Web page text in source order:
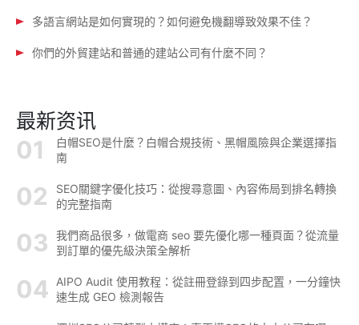
多語言網站是如何實現的？如何避免機翻導致效果不佳？
你們的外貿建站和普通的建站公司有什麼不同？
最新资讯
白帽SEO是什麼？白帽合規技術、黑帽風險與企業選擇指
南
SEO關鍵字優化技巧：從搜尋意圖、內容佈局到排名轉換
的完整指南
我們商品很多，做電商 seo 要先優化哪一種頁面？從流量
到訂單的優先級決策全解析
AIPO Audit 使用教程：從註冊登錄到四步配置，一分鐘快
速生成 GEO 檢測報告